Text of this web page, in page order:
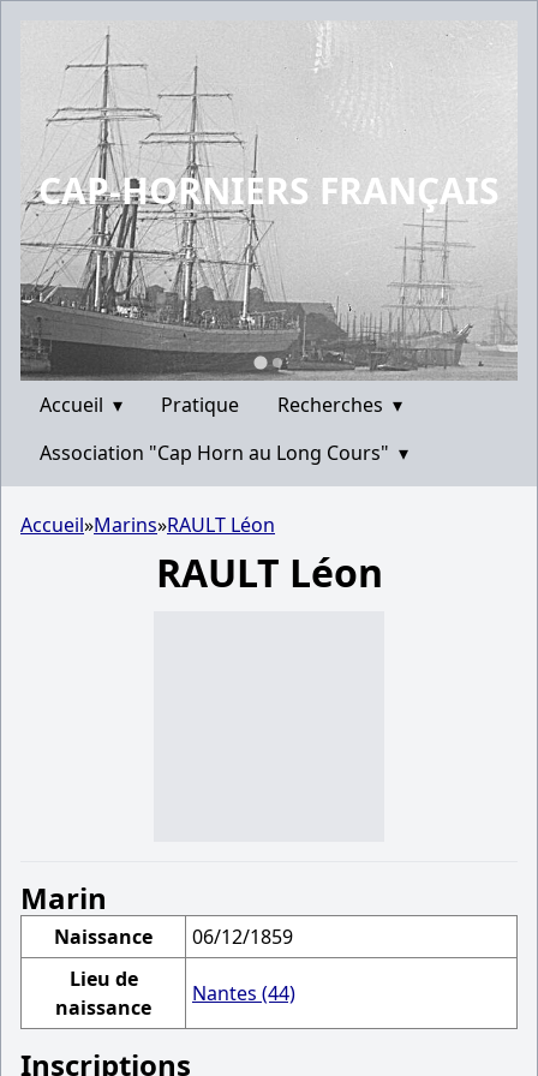
CAP-HORNIERS FRANÇAIS
Accueil ▾ Pratique Recherches ▾
Association "Cap Horn au Long Cours" ▾
Accueil»Marins»RAULT Léon
RAULT Léon
Marin
Naissance
06/12/1859
Lieu de
naissance
Nantes (44)
Inscriptions